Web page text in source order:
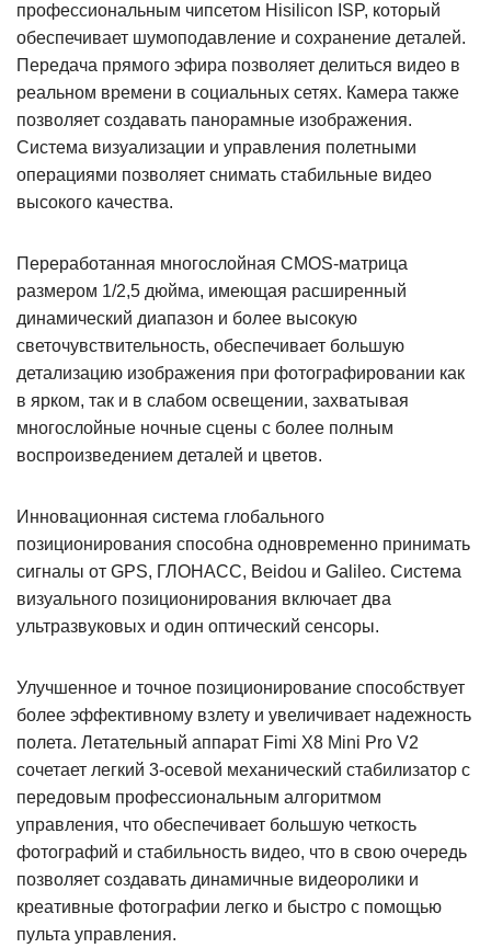
профессиональным чипсетом Hisilicon ISP, который
обеспечивает шумоподавление и сохранение деталей.
Передача прямого эфира позволяет делиться видео в
реальном времени в социальных сетях. Камера также
позволяет создавать панорамные изображения.
Система визуализации и управления полетными
операциями позволяет снимать стабильные видео
высокого качества.
Переработанная многослойная CMOS-матрица
размером 1/2,5 дюйма, имеющая расширенный
динамический диапазон и более высокую
светочувствительность, обеспечивает большую
детализацию изображения при фотографировании как
в ярком, так и в слабом освещении, захватывая
многослойные ночные сцены с более полным
воспроизведением деталей и цветов.
Инновационная система глобального
позиционирования способна одновременно принимать
сигналы от GPS, ГЛОНАСС, Beidou и Galileo. Система
визуального позиционирования включает два
ультразвуковых и один оптический сенсоры.
Улучшенное и точное позиционирование способствует
более эффективному взлету и увеличивает надежность
полета. Летательный аппарат Fimi X8 Mini Pro V2
сочетает легкий 3-осевой механический стабилизатор с
передовым профессиональным алгоритмом
управления, что обеспечивает большую четкость
фотографий и стабильность видео, что в свою очередь
позволяет создавать динамичные видеоролики и
креативные фотографии легко и быстро с помощью
пульта управления.